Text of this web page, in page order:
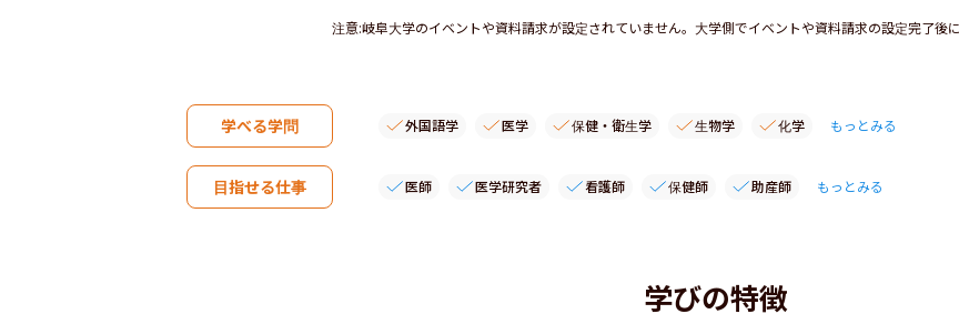
注意:岐阜大学のイベントや資料請求が設定されていません。大学側でイベントや資料請求の設定完了後
学べる学問 外国語学 医学 保健・衛生学 生物学 化学 もっとみる
目指せる仕事 医師 医学研究者 看護師 保健師 助産師 もっとみる
学びの特徴